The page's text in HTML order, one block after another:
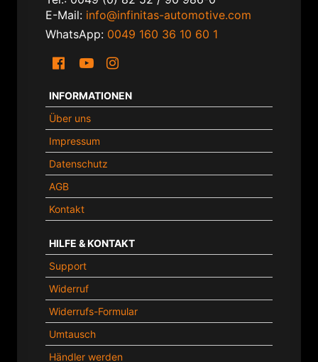
E-Mail: info@infinitas-automotive.com
WhatsApp: 0049 160 36 10 60 1
INFORMATIONEN
Über uns
Impressum
Datenschutz
AGB
Kontakt
HILFE & KONTAKT
Support
Widerruf
Widerrufs-Formular
Umtausch
Händler werden